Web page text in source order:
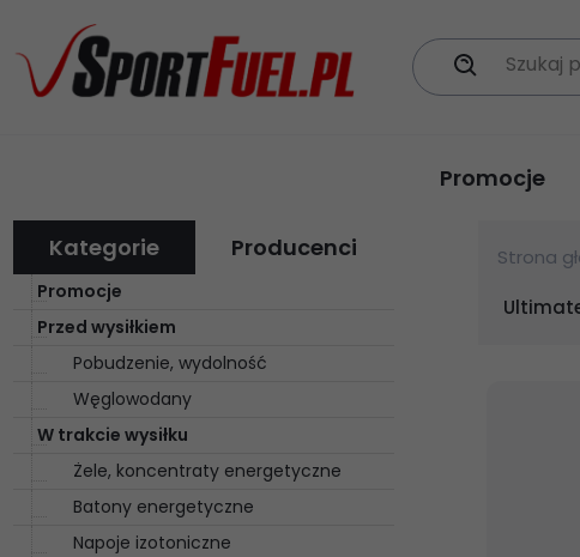
Szukaj
Promocje
Kategorie Producenci
Promocje
Przed wysiłkiem
Pobudzenie, wydolność
Węglowodany
W trakcie wysiłku
Żele, koncentraty energetyczne
Batony energetyczne
Napoje izotoniczne
Strona